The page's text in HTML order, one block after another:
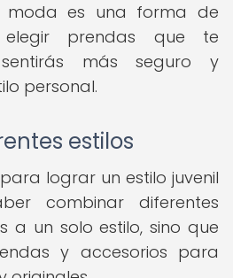
moda es una forma de
prendas que te
más seguro y
personal.
estilos
lograr un estilo juvenil
combinar diferentes
a un solo estilo, sino que
y accesorios para